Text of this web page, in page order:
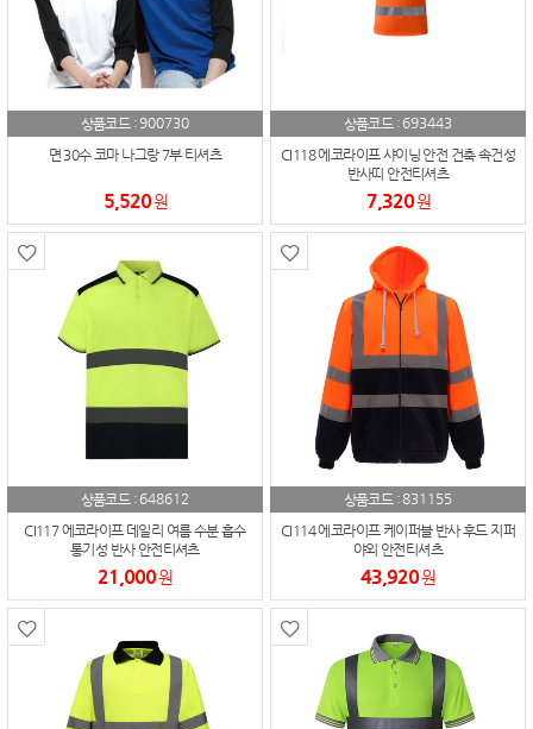
상품코드 :900730
면 30수 코마 나그랑 7부 티셔츠
5,520원
상품코드 : 693443
CI118 에코라이프 샤이닝 안전 건축 속건성
반사띠 안전티셔츠
7,320원
상품코드 : 648612
CI117 에코라이프 데일리 여름 수분 흡수
통기성 반사 안전티셔츠
21,000원
상품코드 :831155
CI114 에코라이프 케이퍼블 반사 후드 지퍼
야외 안전티셔츠
43,920원